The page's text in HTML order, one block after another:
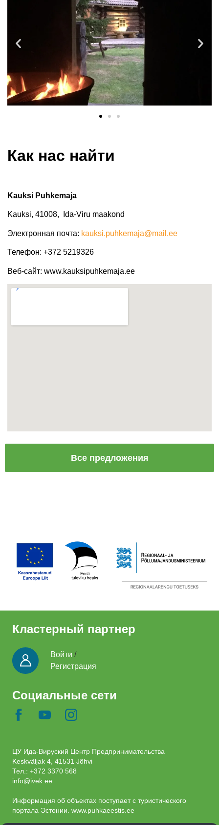
Как нас найти
Kauksi Puhkemaja
Kauksi, 41008, Ida-Viru maakond
Электронная почта: kauksi.puhkemaja@mail.ee
Телефон: +372 5219326
Веб-сайт: www.kauksipuhkemaja.ee
Все предложения
Кластерный партнер
Войти /
Регистрация
Социальные сети
ЦУ Ида-Вируский Центр Предпринимательства
Keskväljak 4, 41531 Jõhvi
Тел.: +372 3370 568
info@ivek.ee
Информация об объектах поступает с туристического
портала Эстонии. www.puhkaeestis.ee